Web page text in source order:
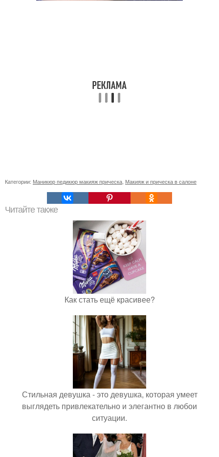
Категории: Маникюр педикюр макияж прическа Макияж и прическа в салоне
Читайте также
Как стать ещё красивее?
Стильная девушка - это девушка, которая умеет
выглядеть привлекательно и элегантно в любои
ситуации.